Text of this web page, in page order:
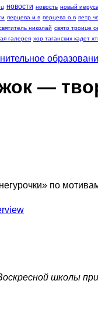
новости новость новый
перцева и в перцева о в петр
николай свято троице
галерея хор таганских кадет
—
по
школы